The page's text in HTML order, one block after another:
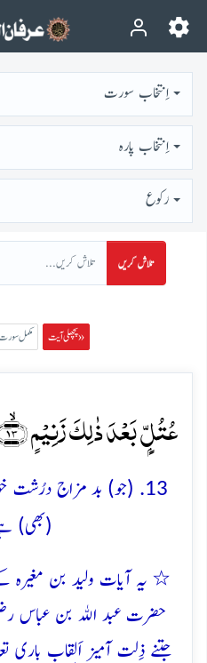
اِنتخاب سورت
اِنتخاب پارہ
رُكوع
تلاش کریں
پچھلی آیت » مکمل
عُتُلٍّۭ بَعۡدَ ذٰلِکَ زَنِیۡمٍ ﴿ۙ۱۳﴾
13. (جو) بد مزاج درُشت
(بھی)
٭ یہ آیات ولید بن مغیرہ
حضرت عبد اﷲ بن عباس رضی
جتنے ذِلت آمیز اَلقاب باری